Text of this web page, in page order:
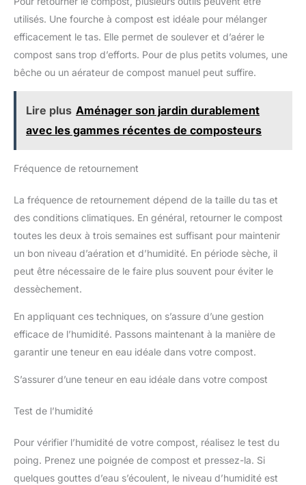
utilisés. Une fourche à compost est idéale pour mélanger
efficacement le tas. Elle permet de soulever et d’aérer le
compost sans trop d’efforts. Pour de plus petits volumes, une
bêche ou un aérateur de compost manuel peut suffire.
Lire plus Aménager son jardin durablement
avec les gammes récentes de composteurs
Fréquence de retournement
La fréquence de retournement dépend de la taille du tas et
des conditions climatiques. En général, retourner le compost
toutes les deux à trois semaines est suffisant pour maintenir
un bon niveau d’aération et d’humidité. En période sèche, il
peut être nécessaire de le faire plus souvent pour éviter le
dessèchement.
En appliquant ces techniques, on s’assure d’une gestion
efficace de l’humidité. Passons maintenant à la manière de
garantir une teneur en eau idéale dans votre compost.
S’assurer d’une teneur en eau idéale dans votre compost
Test de l’humidité
Pour vérifier l’humidité de votre compost, réalisez le test du
poing. Prenez une poignée de compost et pressez-la. Si
quelques gouttes d’eau s’écoulent, le niveau d’humidité est